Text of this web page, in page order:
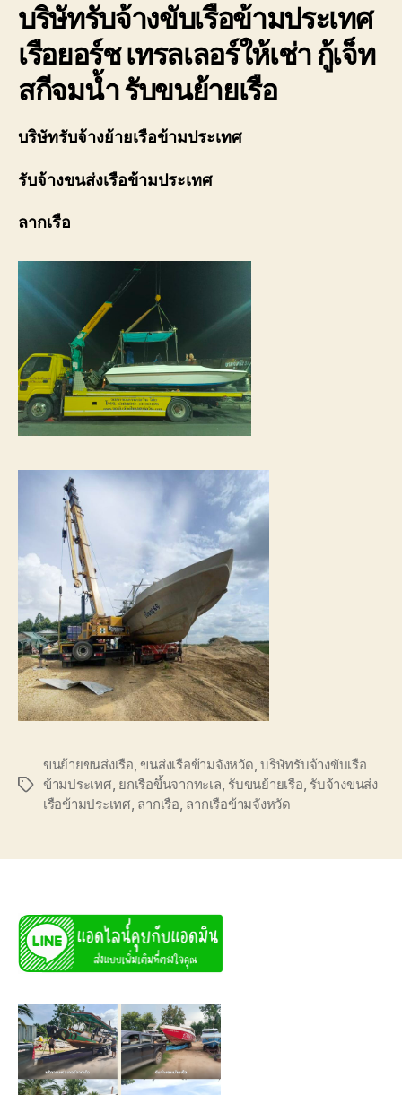
เพื่อ
ตอบ
โจทย์
ความ
สะดวก
และ
มาตรฐาน
ระหว่าง
ขนส่ง
ให้
ถึงที่
หมาย
ประเทศ
ยอร์ช
สำราญ
0888000456
บริษัทรับจ้างขับเรือข้ามประเทศ
เรือยอร์ช เทรลเลอร์ให้เช่า กู้เจ็ท
สกีจมน้ำ รับขนย้ายเรือ
บริษัทรับจ้างย้ายเรือข้ามประเทศ
รับจ้างขนส่งเรือข้ามประเทศ
ลากเรือ
Tags
ขนย้ายขนส่งเรือ,ขนส่งเรือข้ามจังหวัด,บริษัทรับจ้างขับเรือ
ข้ามประเทศ, ยกเรือขึ้นจากทะเล, รับขนย้ายเรือ, รับจ้างขนส่ง
เรือข้ามประเทศ, ลากเรือ, ลากเรือข้ามจังหวัด